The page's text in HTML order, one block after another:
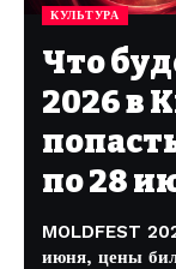
КУЛЬТУРА
Что
2026 в
по 28
MOLDFEST
июня, цены